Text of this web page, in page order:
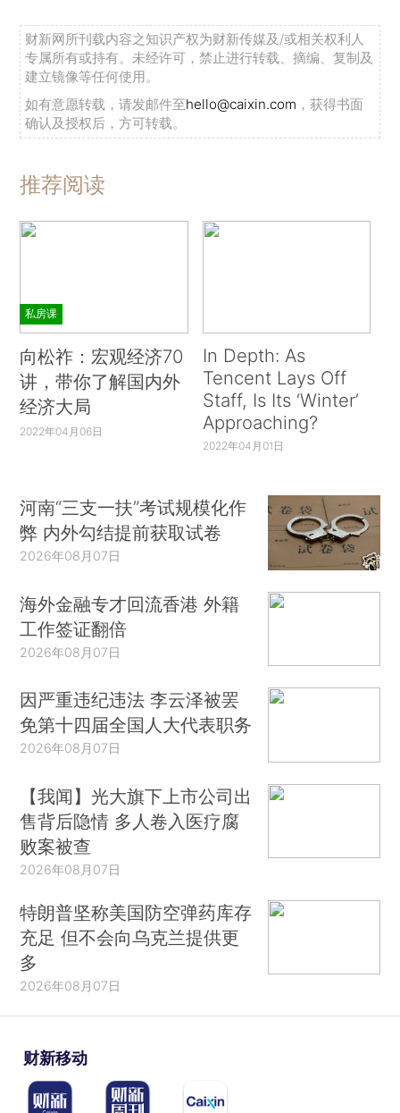
财新网所刊载内容之知识产权为财新传媒及/或相关权利人
专属所有或持有。未经许可，禁止进行转载、摘编、复制及
建立镜像等任何使用。
如有意愿转载，请发邮件至hello@caixin.com ，获得书面
确认及授权后，方可转载。
推荐阅读
私房课
向松祚：宏观经济70
讲，带你了解国内外
经济大局
2022年04月06日
In Depth: As
Tencent Lays Off
Staff, Is Its ‘Winter’
Approaching?
2022年04月01日
河南“三支一扶”考试规模化作
弊 内外勾结提前获取试卷
2026年08月07日
海外金融专才回流香港 外籍
工作签证翻倍
2026年08月07日
因严重违纪违法 李云泽被罢
免第十四届全国人大代表职务
2026年08月07日
【我闻】光大旗下上市公司出
售背后隐情 多人卷入医疗腐
败案被查
2026年08月07日
特朗普坚称美国防空弹药库存
充足 但不会向乌克兰提供更
多
2026年08月07日
财新移动